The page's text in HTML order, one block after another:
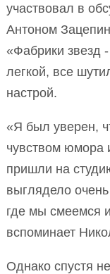
участвовал в
Антоном
«Фабрики звезд
легкой, все
настрой.
«Я был уверен,
чувством юмора
пришли на
выглядело
где мы смеемся
вспоминает
Однако спустя